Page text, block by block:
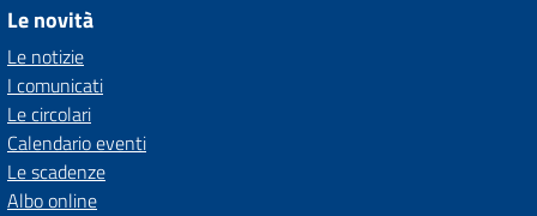
Le novità
Le notizie
I comunicati
Le circolari
Calendario eventi
Le scadenze
Albo online